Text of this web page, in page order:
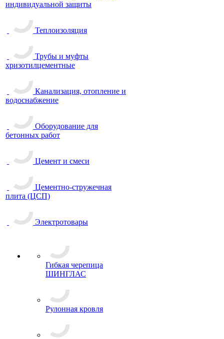
индивидуальной защиты
Теплоизоляция
Трубы и муфты
хризотилцементные
Канализация, отопление и
водоснабжение
Оборудование для
бетонных работ
Цемент и смеси
Цементно-стружечная
плита (ЦСП)
Электротовары
Гибкая черепица
ШИНГЛАС
Рулонная кровля